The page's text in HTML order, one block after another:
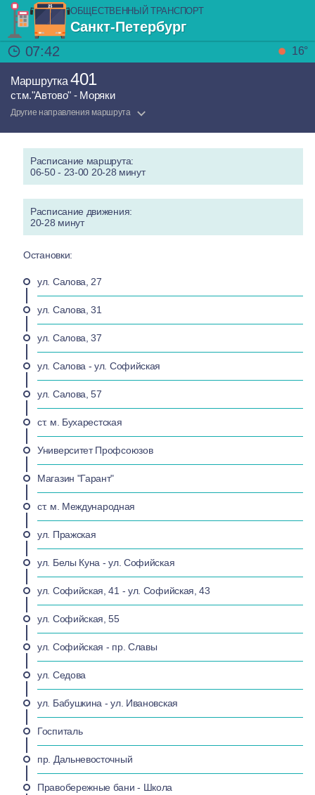
ОБЩЕСТВЕННЫЙ ТРАНСПОРТ
Санкт-Петербург
07:42
16°
Маршрутка 401
ст.м."Автово" - Моряки
Другие направления маршрута
Расписание маршрута:
06-50 - 23-00 20-28 минут
Расписание движения:
20-28 минут
Остановки:
ул. Салова, 27
ул. Салова, 31
ул. Салова, 37
ул. Салова - ул. Софийская
ул. Салова, 57
ст. м. Бухарестская
Университет Профсоюзов
Магазин "Гарант"
ст. м. Международная
ул. Пражская
ул. Белы Куна - ул. Софийская
ул. Софийская, 41 - ул. Софийская, 43
ул. Софийская, 55
ул. Софийская - пр. Славы
ул. Седова
ул. Бабушкина - ул. Ивановская
Госпиталь
пр. Дальневосточный
Правобережные бани - Школа